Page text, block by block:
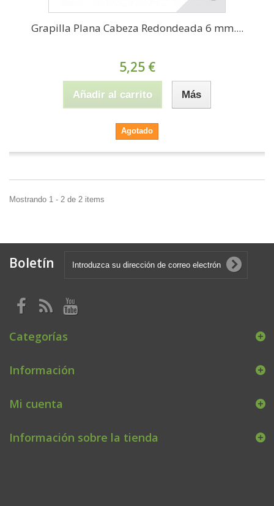
Grapilla Plana Cabeza Redondeada 6 mm....
5,25 €
Añadir al carrito Más
Agotado
Mostrando 1 - 2 de 2 items
Boletín
Categorías
Información
Mi cuenta
Información sobre la tienda